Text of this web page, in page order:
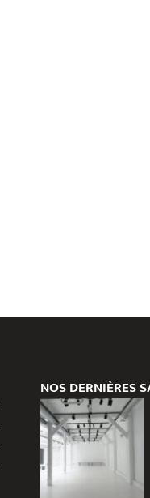
NOS DERNIÈRES